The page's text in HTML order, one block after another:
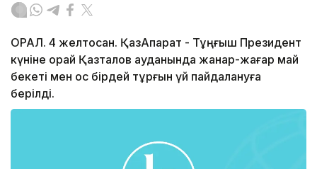
ОРАЛ. 4 желтоқсан. ҚазАқпарат - Тұңғыш Президент
күніне орай Қазталов ауданында жанар-жағар май
бекеті мен қос бірдей тұрғын үй пайдалануға
берілді.